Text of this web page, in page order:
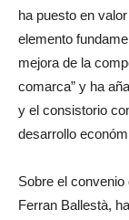
ha puesto en
elemento
mejora de la
comarca” y ha
y el consistorio
desarrollo
Sobre el convenio
Ferran Ballestà,